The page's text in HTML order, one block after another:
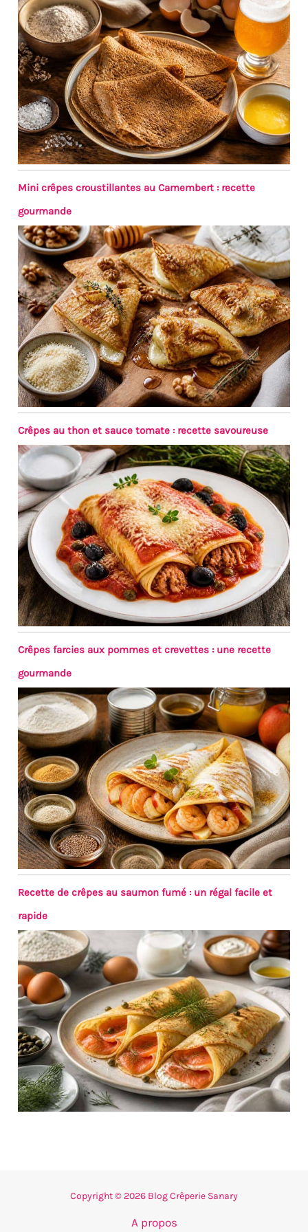
Mini crêpes croustillantes au Camembert : recette
gourmande
Crêpes au thon et sauce tomate : recette savoureuse
Crêpes farcies aux pommes et crevettes : une recette
gourmande
Recette de crêpes au saumon fumé : un régal facile et
rapide
Copyright © 2026 Blog Crêperie Sanary
A propos